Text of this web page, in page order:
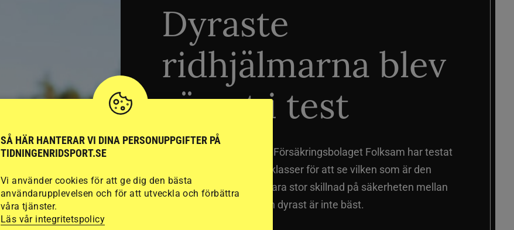
Dyraste
ridhjälmarna blev
sämst i test
Försäkringsbolaget Folksam har testat
15 ridhjälmar i olika prisklasser för att se vilken som är den
säkraste. Det visar sig vara stor skillnad på säkerheten mellan
de olika hjälmarna – och dyrast är inte bäst.
SÅ HÄR HANTERAR VI DINA PERSONUPPGIFTER PÅ
TIDNINGENRIDSPORT.SE
Vi använder cookies för att ge dig den bästa
användarupplevelsen och för att utveckla och förbättra
våra tjänster.
Läs vår integritetspolicy